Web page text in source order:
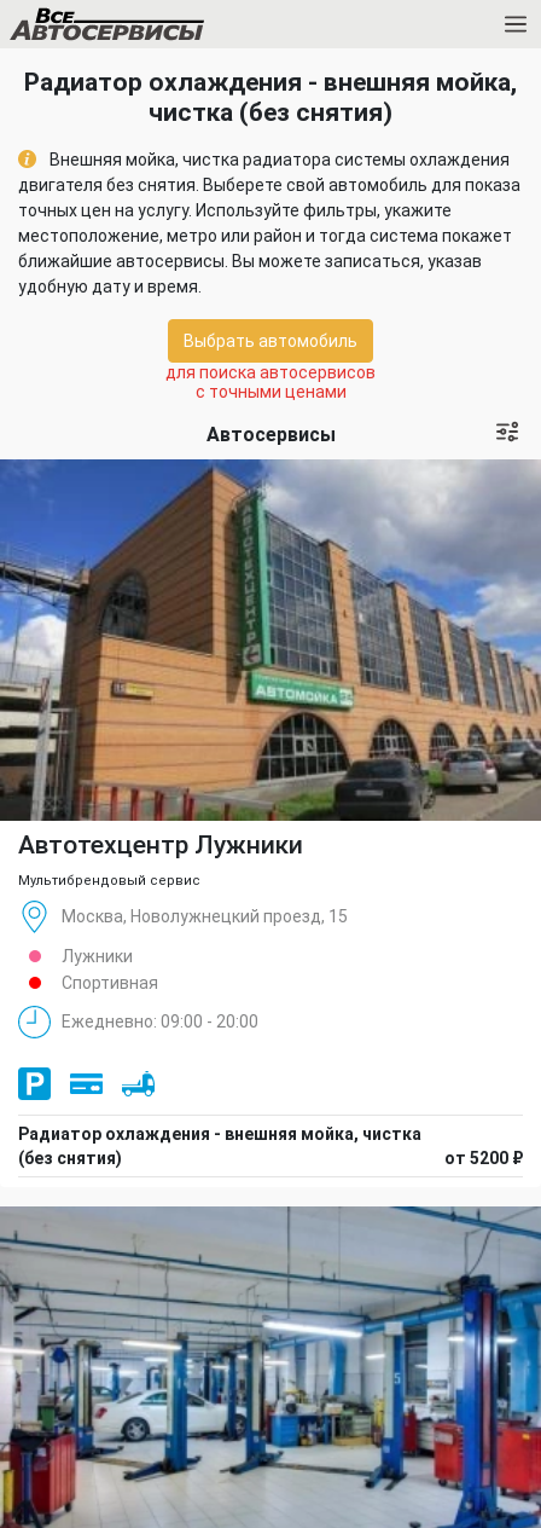
Радиатор охлаждения - внешняя мойка,
чистка (без снятия)
Внешняя мойка, чистка радиатора системы охлаждения
двигателя без снятия. Выберете свой автомобиль для показа
точных цен на услугу. Используйте фильтры, укажите
местоположение, метро или район и тогда система покажет
ближайшие автосервисы. Вы можете записаться, указав
удобную дату и время.
Выбрать автомобиль
для поиска автосервисов
с точными ценами
Автосервисы
Автотехцентр Лужники
Мультибрендовый сервис
Москва, Новолужнецкий проезд, 15
Лужники
Спортивная
Ежедневно: 09:00 - 20:00
Радиатор охлаждения - внешняя мойка, чистка
(без снятия)
от 5200 ₽